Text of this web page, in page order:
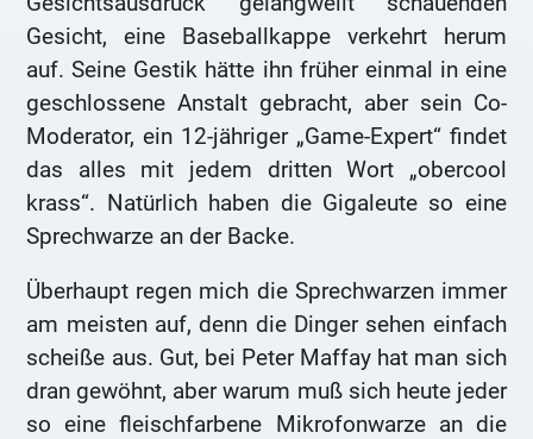
Gesicht, eine Baseballkappe verkehrt herum
auf. Seine Gestik hätte ihn früher einmal in eine
geschlossene Anstalt gebracht, aber sein Co-
Moderator, ein 12-jähriger „Game-Expert“ findet
das alles mit jedem dritten Wort „obercool
krass“. Natürlich haben die Gigaleute so eine
Sprechwarze an der Backe.
Überhaupt regen mich die Sprechwarzen immer
am meisten auf, denn die Dinger sehen einfach
scheiße aus. Gut, bei Peter Maffay hat man sich
dran gewöhnt, aber warum muß sich heute jeder
so eine fleischfarbene Mikrofonwarze an die